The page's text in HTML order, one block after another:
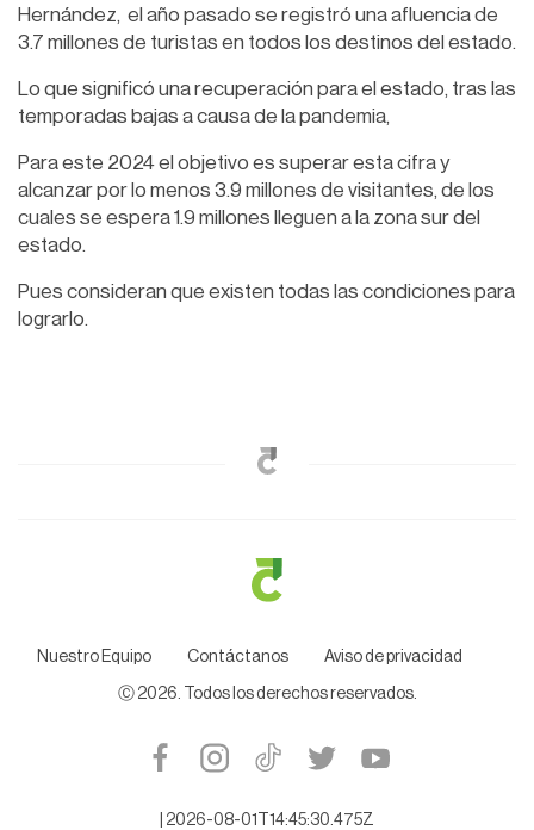
Hernández, el año pasado se registró una afluencia de
3.7 millones de turistas en todos los destinos del estado.
Lo que significó una recuperación para el estado, tras las
temporadas bajas a causa de la pandemia,
Para este 2024 el objetivo es superar esta cifra y
alcanzar por lo menos 3.9 millones de visitantes, de los
cuales se espera 1.9 millones lleguen a la zona sur del
estado.
Pues consideran que existen todas las condiciones para
lograrlo.
Nuestro Equipo Contáctanos Aviso de privacidad
Ⓒ 2026. Todos los derechos reservados.
2026-08-01T14:45:30.475Z